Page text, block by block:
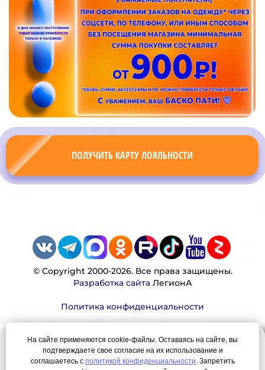
ПОЛУЧИТЬ КАРТУ ЛОЯЛЬНОСТИ
© Copyright 2000-2026. Все права защищены.
Разработка сайтаЛегионА
Политика конфиденциальности
Наша миссия:
На сайте применяются cookie-файлы. Оставаясь на сайте, вы
подтверждаете свое согласие на их использование и
соглашаетесь с политикой конфиденциальности. Запретить